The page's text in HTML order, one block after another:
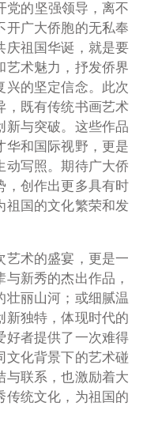
党的坚强领导，离不
开广大侨胞的无私奉
庆祖国华诞，就是要
艺术魅力，抒发侨界
兴的坚定信念。此次
，既有传统书画艺术
新与突破。这些作品
华和国际视野，更是
动写照。期待广大侨
，创作出更多具有时
祖国的文化繁荣和发
艺术的盛宴，更是一
新秀的杰出作品，
壮丽山河；或细腻温
新独特，体现时代的
好者提供了一次难得
文化背景下的艺术碰
与联系，也激励着大
传统文化，为祖国的